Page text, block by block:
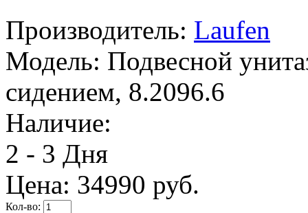
Производитель: Laufen
Модель: Подвесной
сидением, 8.2096.6
Наличие:
2 - 3 Дня
Цена: 34990 руб.
Кол-во: